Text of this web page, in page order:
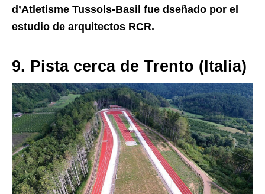
d’Atletisme Tussols-Basil fue dseñado por el
estudio de arquitectos RCR.
9. Pista cerca de Trento (Italia)